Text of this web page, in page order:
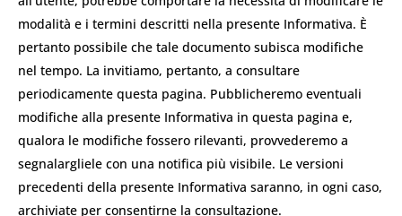
modalità e i termini descritti nella presente Informativa. È
pertanto possibile che tale documento subisca modifiche
nel tempo. La invitiamo, pertanto, a consultare
periodicamente questa pagina. Pubblicheremo eventuali
modifiche alla presente Informativa in questa pagina e,
qualora le modifiche fossero rilevanti, provvederemo a
segnalargliele con una notifica più visibile. Le versioni
precedenti della presente Informativa saranno, in ogni caso,
archiviate per consentirne la consultazione.